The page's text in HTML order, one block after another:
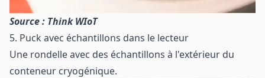
Source : Think WIoT
5. Puck avec échantillons dans le lecteur
Une rondelle avec des échantillons à l'extérieur du
conteneur cryogénique.